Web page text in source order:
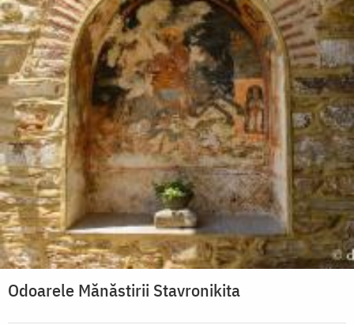
Odoarele Mănăstirii Stavronikita